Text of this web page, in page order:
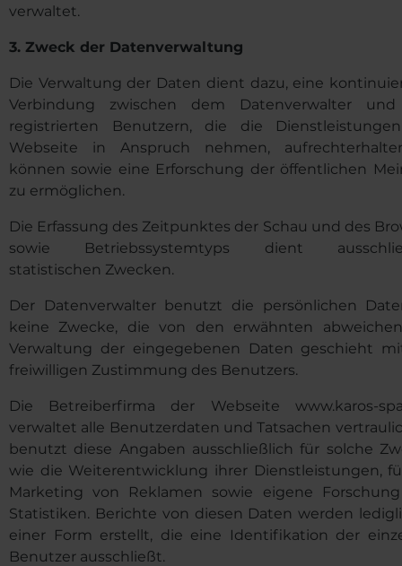
verwaltet.
3. Zweck der Datenverwaltung
Die Verwaltung der Daten dient dazu, eine
Verbindung zwischen dem Datenverwalter
registrierten Benutzern, die die
Webseite in Anspruch nehmen,
können sowie eine Erforschung der öffentlichen
zu ermöglichen.
Die Erfassung des Zeitpunktes der Schau und des
sowie Betriebssystemtyps dient
statistischen Zwecken.
Der Datenverwalter benutzt die persönlichen
keine Zwecke, die von den erwähnten
Verwaltung der eingegebenen Daten geschieht
freiwilligen Zustimmung des Benutzers.
Die Betreiberfirma der Webseite www.karos-
verwaltet alle Benutzerdaten und Tatsachen
benutzt diese Angaben ausschließlich für solche
wie die Weiterentwicklung ihrer Dienstleistungen,
Marketing von Reklamen sowie eigene
Statistiken. Berichte von diesen Daten werden
einer Form erstellt, die eine Identifikation der
Benutzer ausschließt.